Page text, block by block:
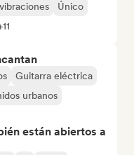
Único
Guitarra eléctrica
urbanos
están abiertos a